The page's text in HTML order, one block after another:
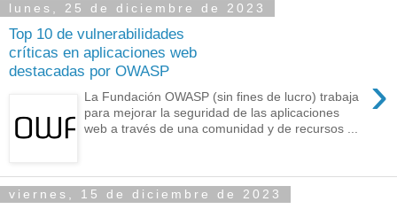
lunes, 25 de diciembre de 2023
Top 10 de vulnerabilidades
críticas en aplicaciones web
destacadas por OWASP
›
La Fundación OWASP (sin fines de lucro) trabaja
para mejorar la seguridad de las aplicaciones
web a través de una comunidad y de recursos ...
viernes, 15 de diciembre de 2023